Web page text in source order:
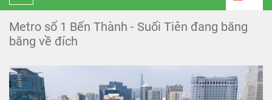
Metro số 1 Bến Thành - Suối Tiên đang băng
băng về đích